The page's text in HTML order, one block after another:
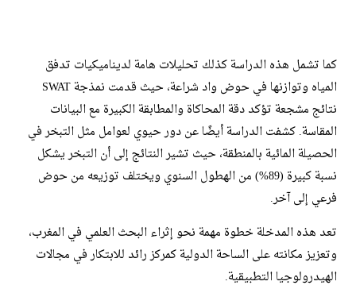
كما تشمل هذه الدراسة كذلك تحليلات هامة لديناميكيات تدفق
المياه وتوازنها في حوض واد شراعة، حيث قدمت نمذجة SWAT
نتائج مشجعة تؤكد دقة المحاكاة والمطابقة الكبيرة مع البيانات
المقاسة. كشفت الدراسة أيضًا عن دور حيوي لعوامل مثل التبخر في
الحصيلة المائية بالمنطقة، حيث تشير النتائج إلى أن التبخر يشكل
نسبة كبيرة (89%) من الهطول السنوي ويختلف توزيعه من حوض
فرعي إلى آخر.
تعد هذه المدخلة خطوة مهمة نحو إثراء البحث العلمي في المغرب،
وتعزيز مكانته على الساحة الدولية كمركز رائد للابتكار في مجالات
الهيدرولوجيا التطبيقية.